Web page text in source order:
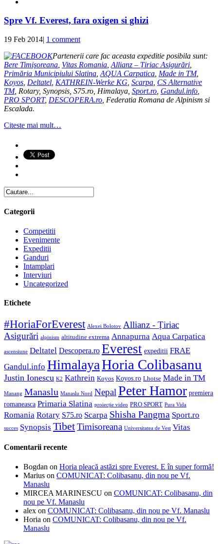
Spre Vf. Everest, fara oxigen si ghizi
19 Feb 2014| 1 comment
Partenerii care fac aceasta expeditie posibila sunt:
Bere Timişoreana Vitas Romania Allianz – Țiriac Asigurări
Primăria Municipiului Slatina AQUA Carpatica Made in TM,
Koyos Deltatel KATHREIN-Werke KG Scarpa CS Alternative
TM, Rotary, Synopsis, S75.ro, Himalaya, Sport.ro Gandul.info
PRO SPORT, DESCOPERA.ro , Federatia Romana de Alpinism si
Escalada.
Citeste mai mult…
Categorii
Competitii
Evenimente
Expeditii
Ganduri
Intamplari
Interviuri
Uncategorized
Etichete
#HoriaForEverest Alexei Bolotov Allianz - Țiriac
Asigurări alpinism altitudine extrema Annapurna Aqua Carpatica
ascensiune Deltatel Descopera.ro Everest expeditii FRAE
Gandul.info HimalayaHoria Colibasanu
Justin Ionescu K2 Kathrein Koyos Koyos.ro Lhotse Made in TM
Manang Manaslu Manaslu Nord Nepal Peter Hamor premiera
romaneasca Primaria Slatina proiecție video PRO SPORT Pura Vida
Romania Rotary S75.ro Scarpa Shisha Pangma Sport.ro
succes Synopsis TibetTimisoreana Universitatea de Vest Vitas
Comentarii recente
Bogdan on Horia pleacă astăzi spre Everest. E în super formă!
Marius on COMUNICAT: Colibasanu, din nou pe Vf.
Manaslu
MIRCEA MARINESCU on COMUNICAT: Colibasanu, din
nou pe Vf. Manaslu
alex on COMUNICAT: Colibasanu, din nou pe Vf. Manaslu
Horia on COMUNICAT: Colibasanu, din nou pe Vf.
Manaslu